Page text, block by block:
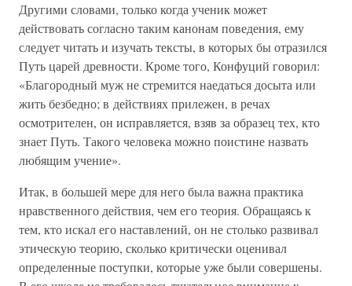
Другими словами, только когда ученик может
действовать согласно таким канонам поведения, ему
следует читать и изучать тексты, в которых бы отразился
Путь царей древности. Кроме того, Конфуций говорил:
«Благородный муж не стремится наедаться досыта или
жить безбедно; в действиях прилежен, в речах
осмотрителен, он исправляется, взяв за образец тех, кто
знает Путь. Такого человека можно поистине назвать
любящим учение».
Итак, в большей мере для него была важна практика
нравственного действия, чем его теория. Обращаясь к
тем, кто искал его наставлений, он не столько развивал
этическую теорию, сколько критически оценивал
определенные поступки, которые уже были совершены.